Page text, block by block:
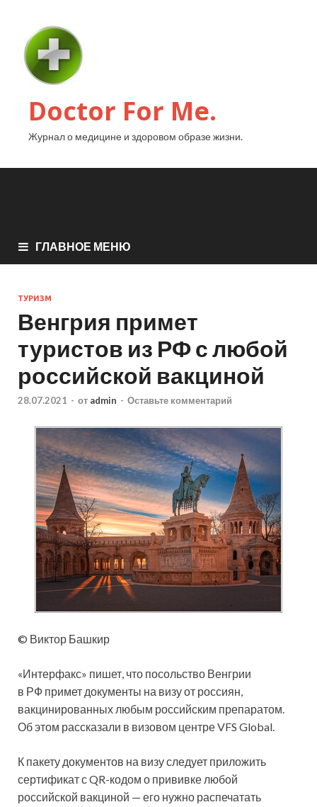
Doctor For Me.
Журнал о медицине и здоровом образе жизни.
ГЛАВНОЕ МЕНЮ
ТУРИЗМ
Венгрия примет
туристов из РФ с любой
российской вакциной
28.07.2021 - от admin - Оставьте комментарий
© Виктор Башкир
«Интерфакс» пишет, что посольство Венгрии
в РФ примет документы на визу от россиян,
вакцинированных любым российским препаратом.
Об этом рассказали в визовом центре VFS Global.
К пакету документов на визу следует приложить
сертификат с QR-кодом о прививке любой
российской вакциной — его нужно распечатать